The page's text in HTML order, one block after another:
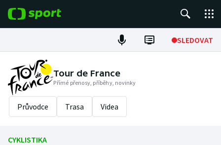
SLEDOVAT
Fotbal
Hokej
Tenis
Tour de France
Přímé přenosy, příběhy, novinky
Průvodce Trasa Videa
CYKLISTIKA